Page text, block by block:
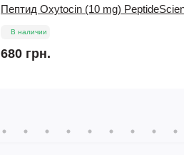
Пептид GHRP 6 (5 mg)
В наличии
255 грн.